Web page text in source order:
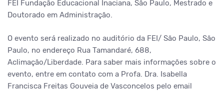
FEI Fundação Educacional Inaciana, São Paulo, Mestrado e
Doutorado em Administração.
O evento será realizado no auditório da FEI/ São Paulo, São
Paulo, no endereço Rua Tamandaré, 688,
Aclimação/Liberdade. Para saber mais informações sobre o
evento, entre em contato com a Profa. Dra. Isabella
Francisca Freitas Gouveia de Vasconcelos pelo email